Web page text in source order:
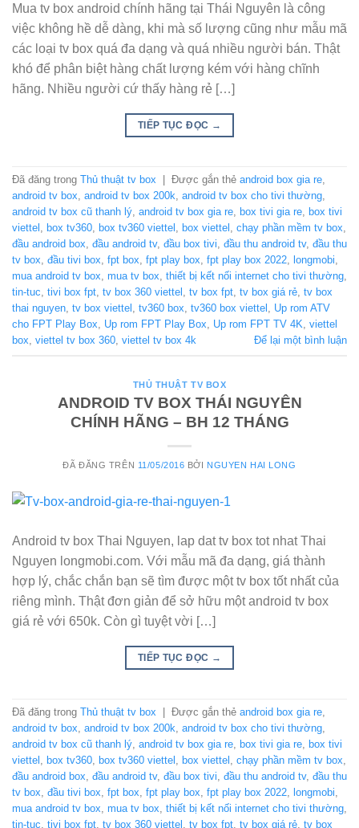
Mua tv box android chính hãng tại Thái Nguyên là công
việc không hề dễ dàng, khi mà số lượng cũng như mẫu mã
các loại tv box quá đa dạng và quá nhiều người bán. Thật
khó để phân biệt hàng chất lượng kém với hàng chĩnh
hãng. Nhiều người cứ thấy hàng rẻ […]
TIẾP TỤC ĐỌC →
Đã đăng trong Thủ thuật tv box Được gắn thẻ android box gia re,
android tv box, android tv box 200k, android tv box cho tivi thường,
android tv box cũ thanh lý, android tv box gia re, box tivi gia re, box tivi
viettel , box tv360, box tv360 viettel , box viettel , chạy phần mềm tv box,
đầu android box, đầu android tv, đầu box tivi, đầu thu android tv, đầu thu
tv box, đầu tivi box, fpt box, fpt play box, fpt play box 2022, longmobi,
mua android tv box, mua tv box, thiết bị kết nối internet cho tivi thường,
tin-tuc, tivi box fpt, tv box 360 viettel , tv box fpt, tv box giá rẻ, tv box
thai nguyen, tv box viettel , tv360 box, tv360 box viettel , Up rom ATV
cho FPT Play Box, Up rom FPT Play Box, Up rom FPT TV 4K, viettel
box, viettel tv box 360, viettel tv box 4k Để lại một bình luận
THỦ THUẬT TV BOX
ANDROID TV BOX THÁI NGUYÊN
CHÍNH HÃNG – BH 12 THÁNG
ĐÃ ĐĂNG TRÊN 11/05/2016 BỞI NGUYEN HAI LONG
Android tv box Thai Nguyen, lap dat tv box tot nhat Thai
Nguyen longmobi.com. Với mẫu mã đa dạng, giá thành
hợp lý, chắc chắn bạn sẽ tìm được một tv box tốt nhất của
riêng mình. Thật đơn giản để sở hữu một android tv box
giá rẻ với 650k. Còn gì tuyệt vời […]
TIẾP TỤC ĐỌC →
Đã đăng trong Thủ thuật tv box Được gắn thẻ android box gia re
android tv box android tv box 200k android tv box cho tivi thường
android tv box cũ thanh lý android tv box gia re box tivi gia re
box tivi
viettel
box tv360 box tv360 viettel box viettel chạy phần mềm tv box
đầu android box đầu android tv, đầu box tivi đầu thu android tv, đầu thu
tv box đầu tivi box fpt box fpt play box fpt play box 2022 longmobi
mua android tv box mua tv box thiết bị kết nối internet cho tivi thường
tin-tuc tivi box fpt tv box 360 viettel tv box fpt tv box giá rẻ tv box